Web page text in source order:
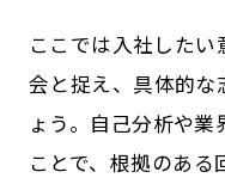
ここでは入社した
会と捉え、具体的な
ょう。自己分析や
ことで、根拠のあ